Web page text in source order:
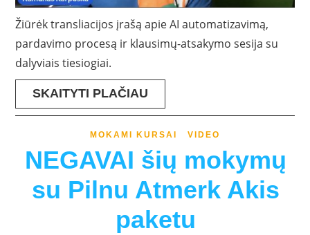
Žiūrėk transliacijos įrašą apie AI automatizavimą,
pardavimo procesą ir klausimų-atsakymo sesija su
dalyviais tiesiogiai.
SKAITYTI PLAČIAU
MOKAMI KURSAI VIDEO
NEGAVAI šių mokymų
su Pilnu Atmerk Akis
paketu